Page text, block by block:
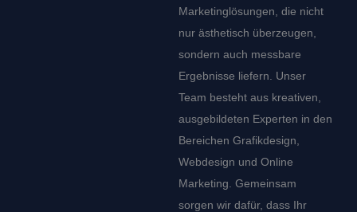
Marketinglösungen, die nicht
nur ästhetisch überzeugen,
sondern auch messbare
Ergebnisse liefern. Unser
Team besteht aus kreativen,
ausgebildeten Experten in den
Bereichen Grafikdesign,
Webdesign und Online
Marketing. Gemeinsam
sorgen wir dafür, dass Ihr